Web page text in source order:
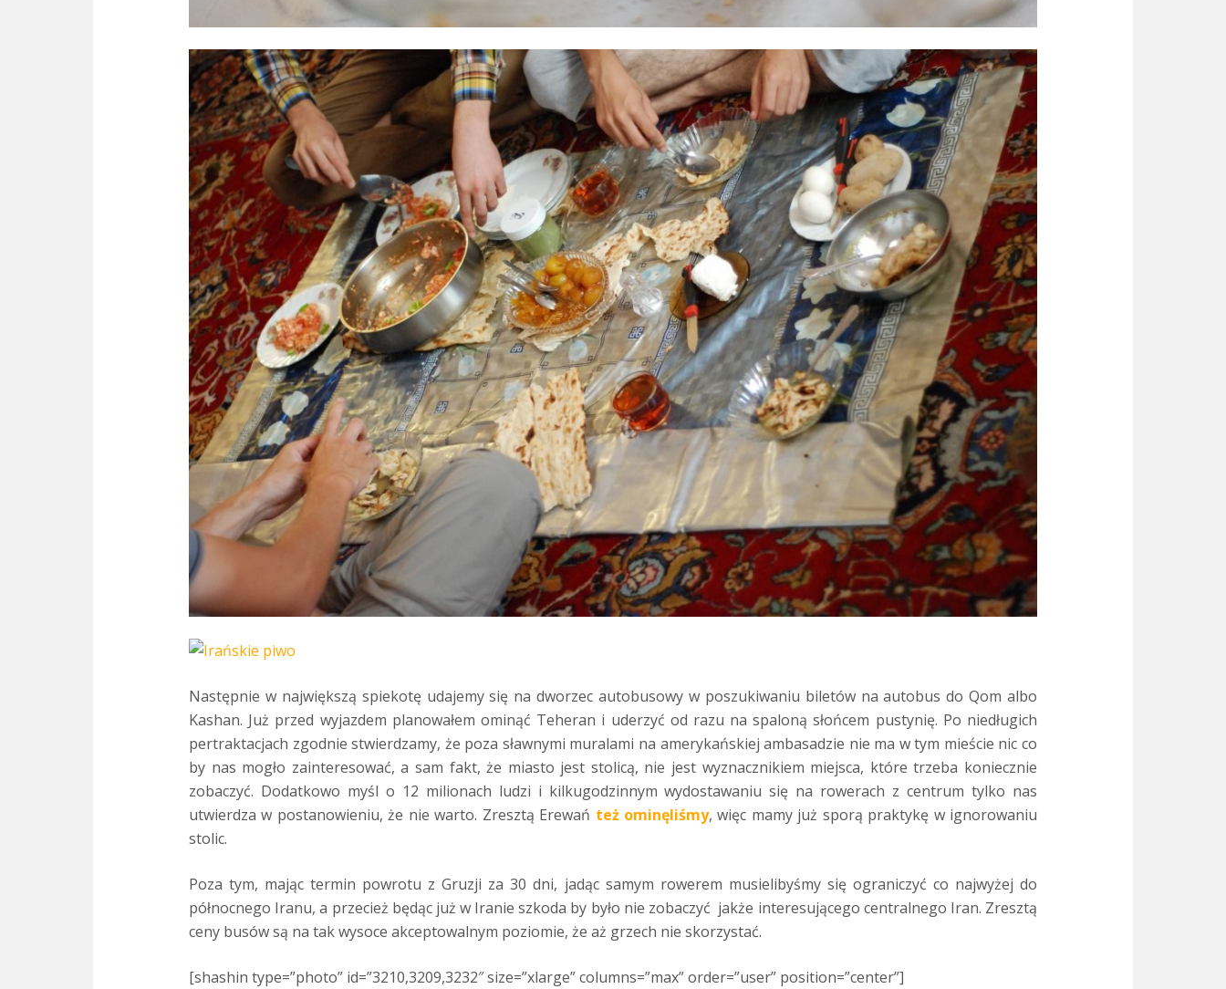
Następnie w największą spiekotę udajemy się na dworzec autobusowy w poszukiwaniu biletów na autobus do Qom albo
Kashan. Już przed wyjazdem planowałem ominąć Teheran i uderzyć od razu na spaloną słońcem pustynię. Po niedługich
pertraktacjach zgodnie stwierdzamy, że poza sławnymi muralami na amerykańskiej ambasadzie nie ma w tym mieście nic co
by nas mogło zainteresować, a sam fakt, że miasto jest stolicą, nie jest wyznacznikiem miejsca, które trzeba koniecznie
zobaczyć. Dodatkowo myśl o 12 milionach ludzi i kilkugodzinnym wydostawaniu się na rowerach z centrum tylko nas
utwierdza w postanowieniu, że nie warto. Zresztą Erewań też ominęliśmy, więc mamy już sporą praktykę w ignorowaniu
stolic.
Poza tym, mając termin powrotu z Gruzji za 30 dni, jadąc samym rowerem musielibyśmy się ograniczyć co najwyżej do
północnego Iranu, a przecież będąc już w Iranie szkoda by było nie zobaczyć jakże interesującego centralnego Iran. Zresztą
ceny busów są na tak wysoce akceptowalnym poziomie, że aż grzech nie skorzystać.
[shashin type=”photo” id=”3210,3209,3232″ size=”xlarge” columns=”max” order=”user” position=”center”]